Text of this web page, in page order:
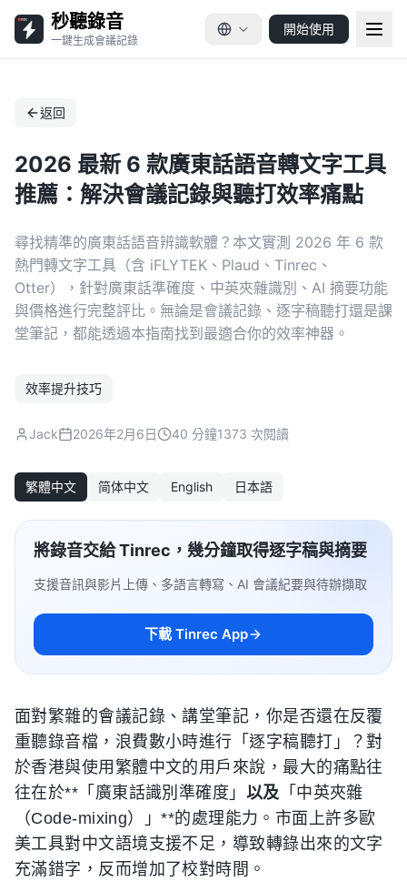
秒聽錄音
一鍵生成會議記錄
開始使用
返回
2026 最新 6 款廣東話語音轉文字工具
推薦：解決會議記錄與聽打效率痛點
尋找精準的廣東話語音辨識軟體？本文實測 2026 年 6 款
熱門轉文字工具（含 iFLYTEK、Plaud、Tinrec、
Otter），針對廣東話準確度、中英夾雜識別、AI 摘要功能
與價格進行完整評比。無論是會議記錄、逐字稿聽打還是課
堂筆記，都能透過本指南找到最適合你的效率神器。
效率提升技巧
Jack 2026年2月6日 40 分鐘1373 次閱讀
繁體中文 简体中文 English 日本語
將錄音交給 Tinrec，幾分鐘取得逐字稿與摘要
支援音訊與影片上傳、多語言轉寫、AI 會議紀要與待辦擷取
下載 Tinrec App
面對繁雜的會議記錄、講堂筆記，你是否還在反覆
重聽錄音檔，浪費數小時進行「逐字稿聽打」？對
於香港與使用繁體中文的用戶來說，最大的痛點往
往在於**「廣東話識別準確度」 以及 「中英夾雜
（Code-mixing）」**的處理能力。市面上許多歐
美工具對中文語境支援不足，導致轉錄出來的文字
充滿錯字，反而增加了校對時間。